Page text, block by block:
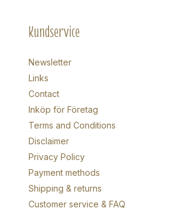
Kundservice
Newsletter
Links
Contact
Inköp för Företag
Terms and Conditions
Disclaimer
Privacy Policy
Payment methods
Shipping & returns
Customer service & FAQ